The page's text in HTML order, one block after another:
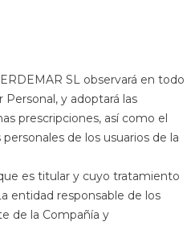
SL observará en todo
y adoptará las
prescripciones, así como el
de los usuarios de la
es titular y cuyo tratamiento
entidad responsable de los
de la Compañía y